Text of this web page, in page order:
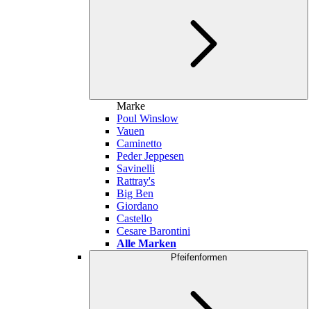
Marke
Poul Winslow
Vauen
Caminetto
Peder Jeppesen
Savinelli
Rattray's
Big Ben
Giordano
Castello
Cesare Barontini
Alle Marken
Pfeifenformen